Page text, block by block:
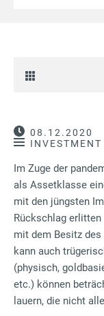
08.12.2020
INVESTMENT
Im Zuge der
als Assetklasse
mit den jüngsten
Rückschlag
mit dem Besitz
kann auch
(physisch,
etc.) können
lauern, die nicht